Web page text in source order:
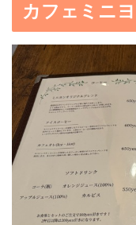
カフェミニ